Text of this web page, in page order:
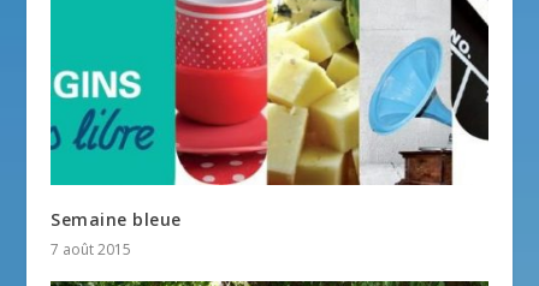
Semaine bleue
7 août 2015